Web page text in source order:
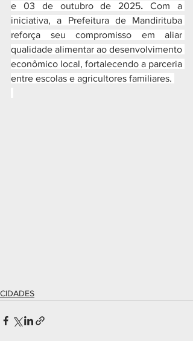
e 03 de outubro de 2025. Com a
iniciativa, a Prefeitura de Mandirituba
reforça seu compromisso em aliar
qualidade alimentar ao desenvolvimento
econômico local, fortalecendo a parceria
entre escolas e agricultores familiares.
CIDADES